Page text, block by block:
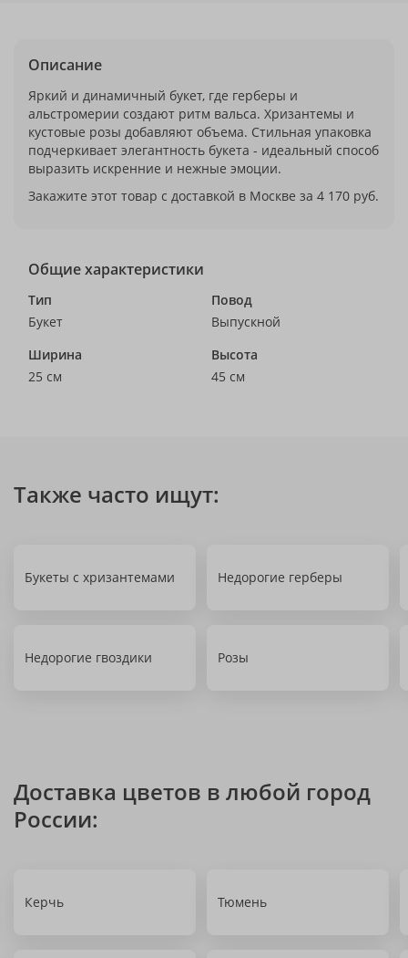
Описание
Яркий и динамичный букет, где герберы и
альстромерии создают ритм вальса. Хризантемы и
кустовые розы добавляют объема. Стильная упаковка
подчеркивает элегантность букета - идеальный способ
выразить искренние и нежные эмоции.
Закажите этот товар с доставкой в Москве за 4 170 руб.
Общие характеристики
Тип
Букет
Повод
Выпускной
Ширина
25 см
Высота
45 см
Также часто ищут:
Букеты с хризантемами Недорогие герберы
Недорогие гвоздики Розы
Доставка цветов в любой город
России:
Керчь Тюмень